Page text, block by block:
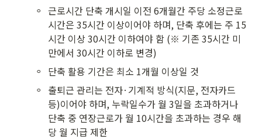
◦ 근로시간 단축 개시일 이전 6개월간 주당 소정근로
시간은 35시간 이상이어야 하며, 단축 후에는 주 15
시간 이상 30시간 이하여야 함 (※ 기존 35시간 미
만에서 30시간 이하로 변경)
◦ 단축 활용 기간은 최소 1개월 이상일 것
◦ 출퇴근 관리는 전자·기계적 방식(지문, 전자카드
등)이어야 하며, 누락일수가 월 3일을 초과하거나
단축 중 연장근로가 월 10시간을 초과하는 경우 해
당 월 지급 제한